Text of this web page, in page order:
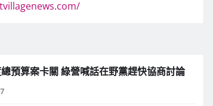
預算案卡關 綠營喊話在野黨趕快協商討論